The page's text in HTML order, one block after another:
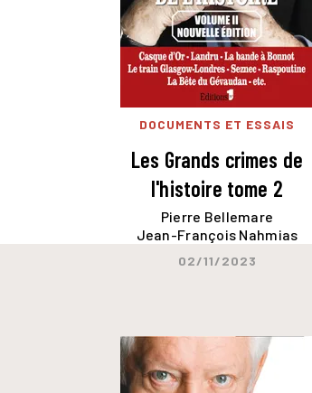
DOCUMENTS ET ESSAIS
Les Grands crimes de
l'histoire tome 2
Pierre Bellemare
Jean-François Nahmias
02/11/2023